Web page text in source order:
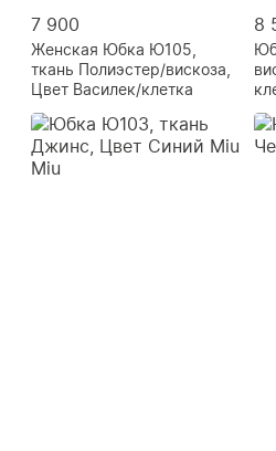
7 900
Женская Юбка Ю105,
ткань Полиэстер/вискоза,
Цвет Василек/клетка
8